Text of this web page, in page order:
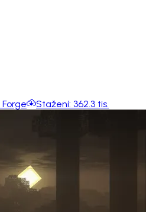
Forge Stažení: 362.3 tis.